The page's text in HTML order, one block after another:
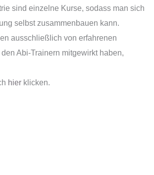
sind einzelne Kurse, sodass man sich
selbst zusammenbauen kann.
ausschließlich von erfahrenen
Abi-Trainern mitgewirkt haben,
hier klicken.